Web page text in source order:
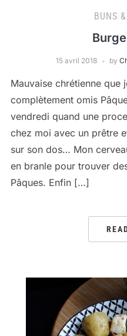
BUNS
15 avril 2018 by
Mauvaise chrétienne que
complètement omis
vendredi quand une
chez moi avec un prêtre
sur son dos… Mon
en branle pour trouver
Pâques. Enfin […]